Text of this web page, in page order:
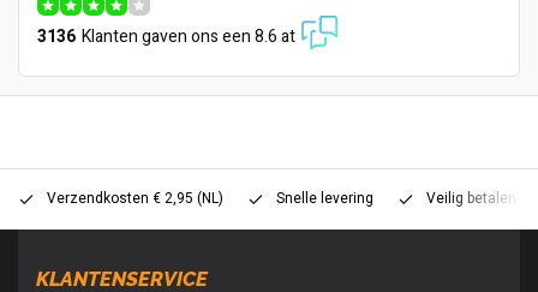
3136 Klanten gaven ons een 8.6 at
Verzendkosten € 2,95 (NL) Snelle levering Veilig betalen
KLANTENSERVICE